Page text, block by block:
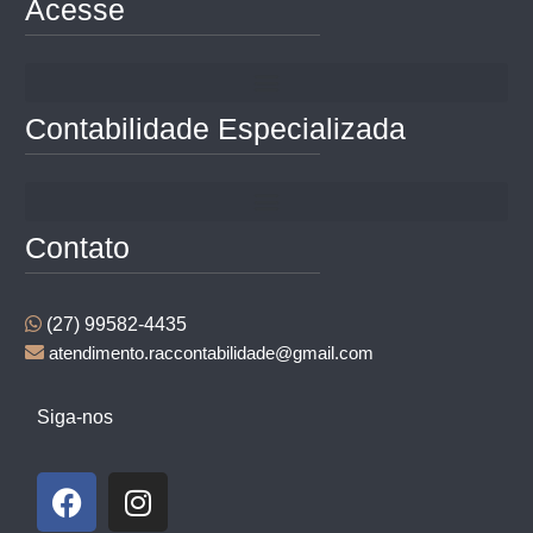
Acesse
Contabilidade Especializada
Contato
(27) 99582-4435
atendimento.raccontabilidade@gmail.com
Siga-nos